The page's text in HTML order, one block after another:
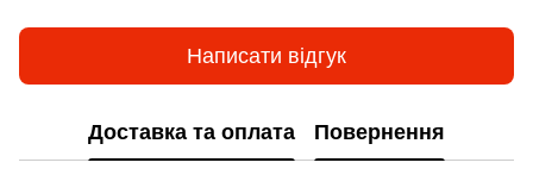
Написати відгук
Доставка та оплата Повернення